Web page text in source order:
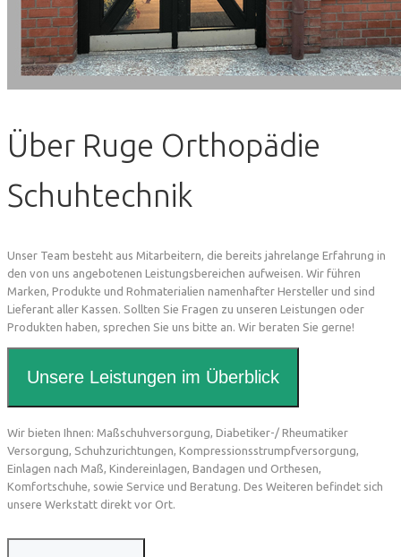
Über Ruge Orthopädie
Schuhtechnik
Unser Team besteht aus Mitarbeitern, die bereits jahrelange Erfahrung in
den von uns angebotenen Leistungsbereichen aufweisen. Wir führen
Marken, Produkte und Rohmaterialien namenhafter Hersteller und sind
Lieferant aller Kassen. Sollten Sie Fragen zu unseren Leistungen oder
Produkten haben, sprechen Sie uns bitte an. Wir beraten Sie gerne!
Unsere Leistungen im Überblick
Wir bieten Ihnen: Maßschuhversorgung, Diabetiker-/ Rheumatiker
Versorgung, Schuhzurichtungen, Kompressionsstrumpfversorgung,
Einlagen nach Maß, Kindereinlagen, Bandagen und Orthesen,
Komfortschuhe, sowie Service und Beratung. Des Weiteren befindet sich
unsere Werkstatt direkt vor Ort.